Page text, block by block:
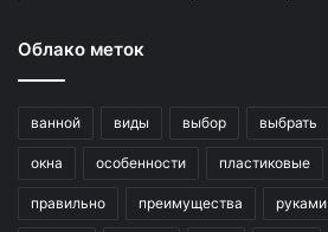
Облако меток
ванной виды выбор выбрать
окна особенности пластиковые
правильно преимущества руками